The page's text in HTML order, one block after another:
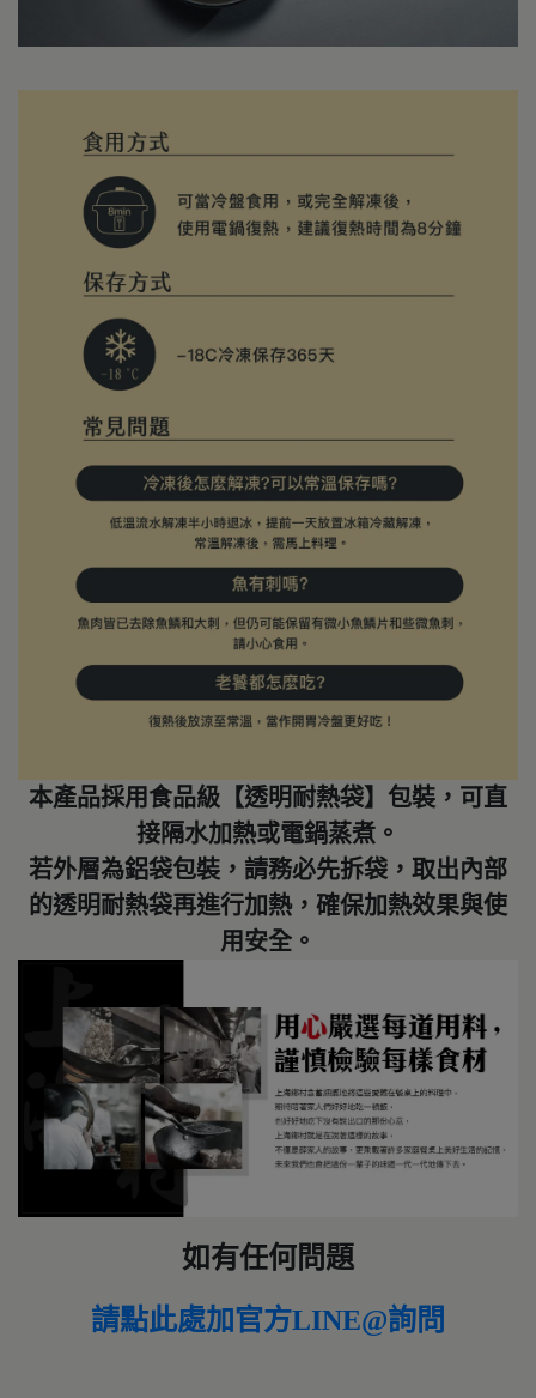
本產品採用食品級【透明耐熱袋】包裝，可直
接隔水加熱或電鍋蒸煮。
若外層為鋁袋包裝，請務必先拆袋，取出內部
的透明耐熱袋再進行加熱，確保加熱效果與使
用安全。
如有任何問題
請點此處加官方LINE@詢問